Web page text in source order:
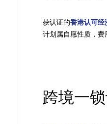
获认证的香港认可经
计划属自愿性质，费
跨境一